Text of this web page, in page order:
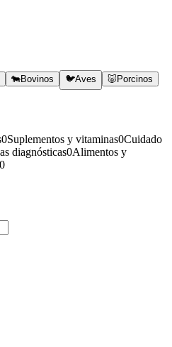
🐄Bovinos 🐦Aves 🐷 Porcinos
0Suplementos y vitaminas0Cuidado
diagnósticas0Alimentos y
0